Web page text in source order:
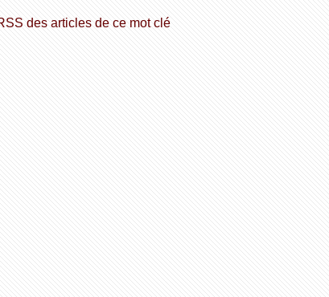
des articles de ce mot clé